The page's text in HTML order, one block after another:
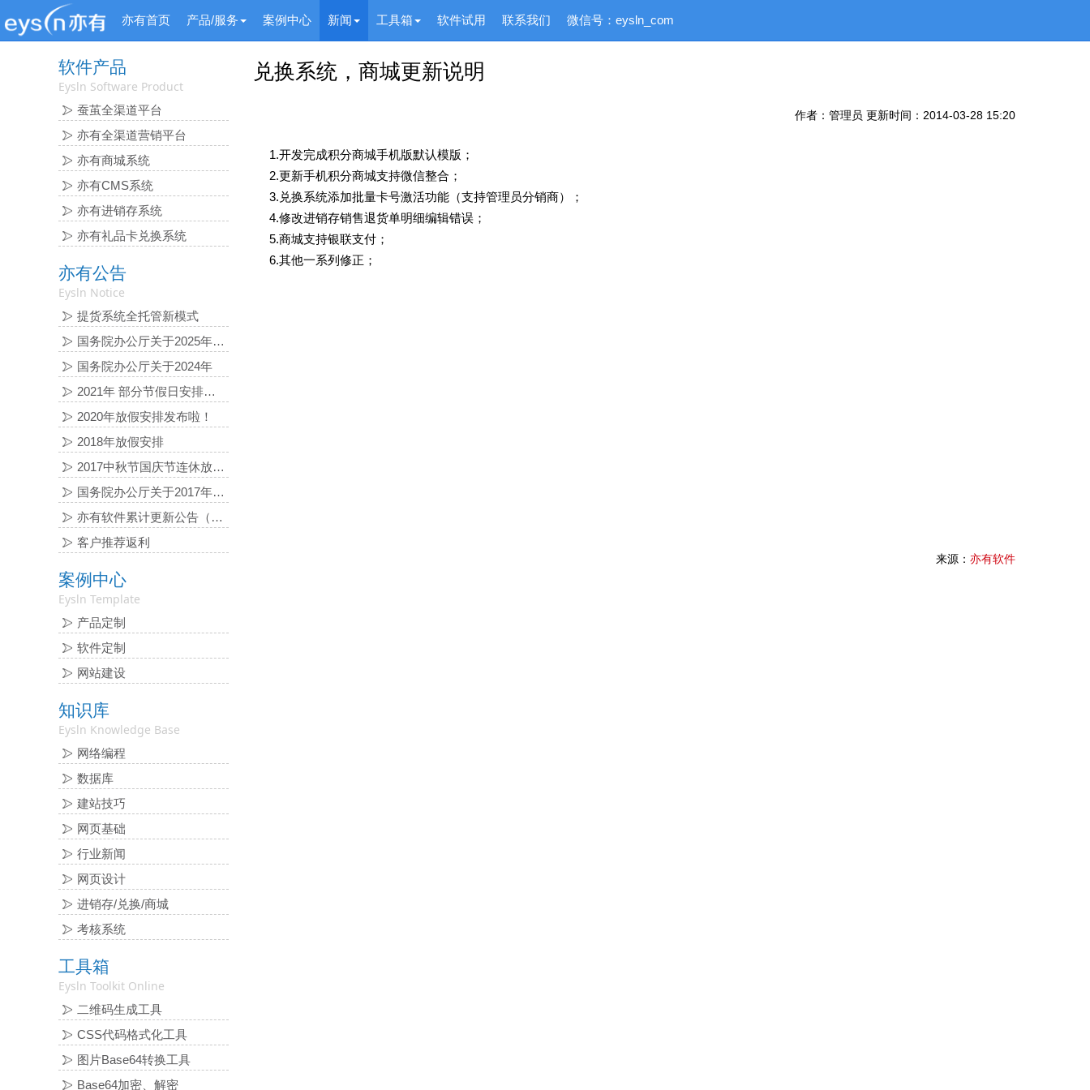
亦有首页 产品/服务 案例中心 新闻 工具箱 软件试用 联系我们 微信号：eysln_com
兑换系统，商城更新说明
作者：管理员 更新时间：2014-03-28 15:20
1.开发完成积分商城手机版默认模版；
2.更新手机积分商城支持微信整合；
3.兑换系统添加批量卡号激活功能（支持管理员分销商）；
4.修改进销存销售退货单明细编辑错误；
5.商城支持银联支付；
6.其他一系列修正；
来源： 亦有软件
软件产品
Eysln Software Product
蚕茧全渠道平台
亦有全渠道营销平台
亦有商城系统
亦有CMS系统
亦有进销存系统
亦有礼品卡兑换系统
亦有公告
Eysln Notice
提货系统全托管新模式
国务院办公厅关于2025年 部分节假日安排的通知
国务院办公厅关于2024年
2021年 部分节假日安排的通知
2020年放假安排发布啦！
2018年放假安排
2017中秋节国庆节连休放假通知
国务院办公厅关于2017年 部分节假日安排的通知
亦有软件累计更新公告（2016-06-03）
客户推荐返利
案例中心
Eysln Template
产品定制
软件定制
网站建设
知识库
Eysln Knowledge Base
网络编程
数据库
建站技巧
网页基础
行业新闻
网页设计
进销存/兑换/商城
考核系统
工具箱
Eysln Toolkit Online
二维码生成工具
CSS代码格式化工具
图片Base64转换工具
Base64加密、解密